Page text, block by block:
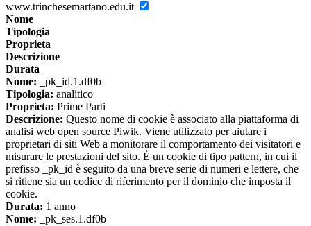
www.trinchesemartano.edu.it
Nome
Tipologia
Proprieta
Descrizione
Durata
Nome: _pk_id.1.df0b
Tipologia: analitico
Proprieta: Prime Parti
Descrizione: Questo nome di cookie è associato alla piattaforma di
analisi web open source Piwik. Viene utilizzato per aiutare i
proprietari di siti Web a monitorare il comportamento dei visitatori e
misurare le prestazioni del sito. È un cookie di tipo pattern, in cui il
prefisso _pk_id è seguito da una breve serie di numeri e lettere, che
si ritiene sia un codice di riferimento per il dominio che imposta il
cookie.
Durata: 1 anno
Nome: _pk_ses.1.df0b